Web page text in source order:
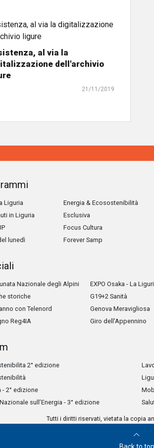
al via la
dell'archivio
21/11/2019
Liguria
in Liguria
lunedì
Energia & Ecosostenibilità
Esclusiva
Focus Cultura
Forever Samp
Nazionale degli Alpini
storiche
con Telenord
Reg4IA
EXPO Osaka - La
G19+2 Sanità
Genova Meravigliosa
Giro dell'Appennino
2° edizione
- 2° edizione
sull’Energia - 3° edizione
Tutti i diritti riservati, vietata la copia